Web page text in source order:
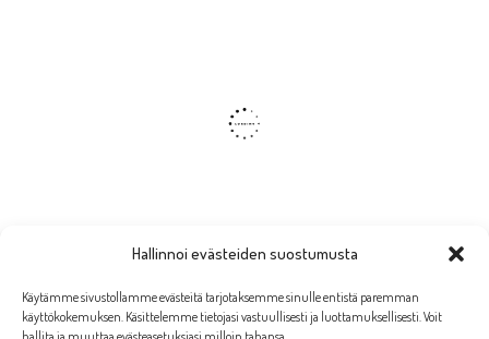
Hallinnoi evästeiden suostumusta
Käytämme sivustollamme evästeitä tarjotaksemme sinulle entistä paremman
käyttökokemuksen. Käsittelemme tietojasi vastuullisesti ja luottamuksellisesti. Voit